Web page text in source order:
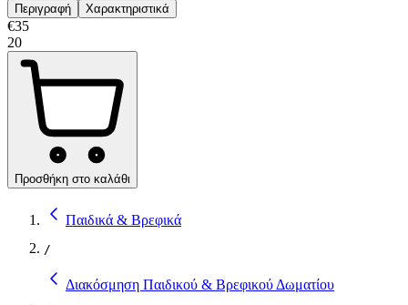
Περιγραφή Χαρακτηριστικά
€35
20
Προσθήκη στο καλάθι
Παιδικά & Βρεφικά
/
Διακόσμηση Παιδικού & Βρεφικού Δωματίου